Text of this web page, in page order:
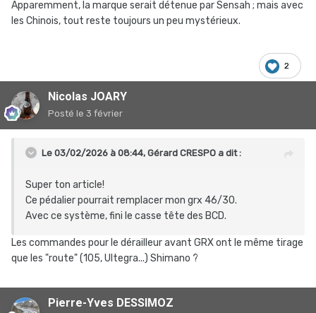
utilise parfois par distraction ou quand on confond vitesse
et précipitation.
C'est arrivé bien emballé dans sa petite boîte, les plateaux
sont monobloc (pas d'étoile, montage direct avec 3 vis à
empreinte T25). Ils sont proposés en plusieurs
combinaisons (30/46 ; 34/50 ; 36/52 et 39/53) ; et on
trouve aussi des plateaux de rechange en 32/48.
L'ensemble plateaux/manivelles est annoncé à moins de
800g ; j'ai oublié de les peser, mais c'est effectivement
Apparemment, la marque serait détenue par Sensah ; mais avec
les Chinois, tout reste toujours un peu mystérieux.
2
Nicolas JOARY
Posté le 3 février
Le 03/02/2026 à 08:44, Gérard CRESPO a dit :
Super ton article!
Ce pédalier pourrait remplacer mon grx 46/30.
Avec ce système, fini le casse tête des BCD.
Les commandes pour le dérailleur avant GRX ont le même tirage
que les "route" (105, Ultegra...) Shimano ?
Pierre-Yves DESSIMOZ